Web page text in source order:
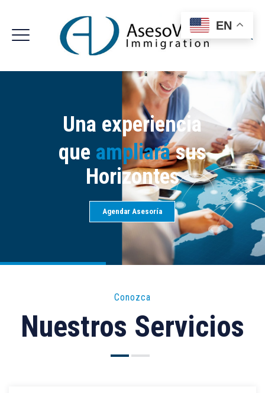
Una experiencia
que ampliarásus
Horizontes
Agendar Asesoría
Conozca
Nuestros Servicios
EN